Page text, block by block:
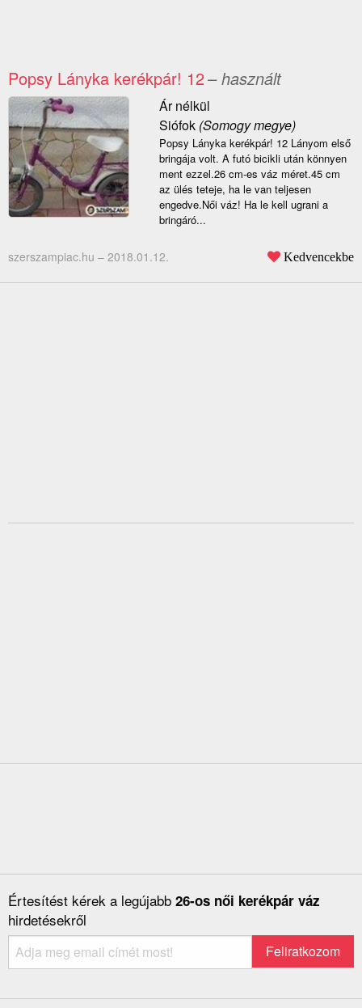
Popsy Lányka kerékpár! 12– használt
Ár nélkül
Siófok(Somogy megye)
Popsy Lányka kerékpár! 12 Lányom első
bringája volt. A futó bicikli után könnyen
ment ezzel.26 cm-es váz méret.45 cm
az ülés teteje, ha le van teljesen
engedve.Női váz! Ha le kell ugrani a
bringáró...
szerszampiac.hu – 2018.01.12. Kedvencekbe
Értesítést kérek a legújabb 26-os női kerékpár váz
hirdetésekről